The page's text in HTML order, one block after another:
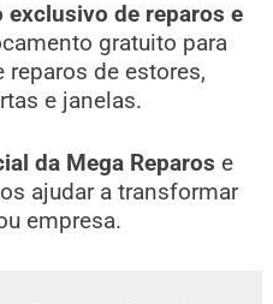
exclusivo de reparos e
gratuito para
reparos de estores,
e janelas.
da Mega Reparos e
ajudar a transformar
empresa.